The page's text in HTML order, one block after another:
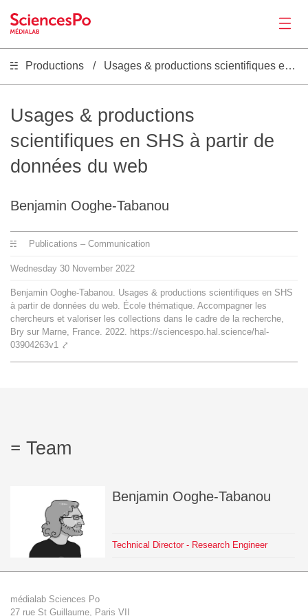
News
Productions
Activities
Seminar
Team
The médialab
Productions Usages & productions scientifiques en SHS à partir de données du web
Usages & productions
scientifiques en SHS à partir de
données du web
Benjamin Ooghe-Tabanou
Publications – Communication
Wednesday 30 November 2022
Benjamin Ooghe-Tabanou. Usages & productions scientifiques en SHS
à partir de données du web. École thématique. Accompagner les
chercheurs et valoriser les collections dans le cadre de la recherche,
Bry sur Marne, France. 2022. https://sciencespo.hal.science/hal-
03904263v1 ⤤
Team
Benjamin Ooghe-Tabanou
Technical Director - Research Engineer
médialab Sciences Po
27 rue St Guillaume, Paris VII